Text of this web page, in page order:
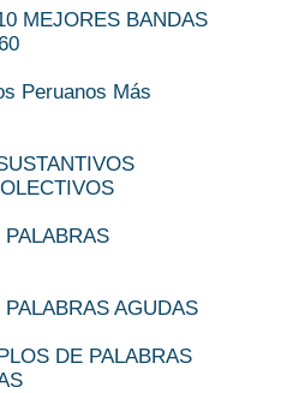
MEJORES BANDAS
Peruanos Más
AGUDAS
DE PALABRAS